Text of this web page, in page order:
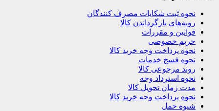
نحوه ثبت شکایات مصرف کنندگان
رویه‌های بازگرداندن کالا
قوانین و مقررات
حریم خصوصی
نحوه پرداخت وجه خرید کالا
نحوه فسخ خدمات
روند مرجوعی کالا
نحوه استرداد وجه
مدت زمان تحویل کالا
نحوه پرداخت وجه خرید کالا
شیوه حمل